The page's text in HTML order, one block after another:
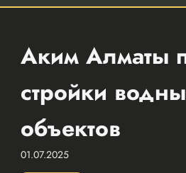
Аким Алматы
стройки
объектов
01.07.2025